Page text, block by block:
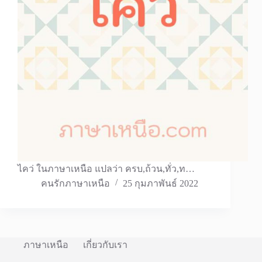
ไคว่ ในภาษาเหนือ แปลว่า ครบ,ถ้วน,ทั่ว,ท…
คนรักภาษาเหนือ
25 กุมภาพันธ์ 2022
ภาษาเหนือ เกี่ยวกับเรา